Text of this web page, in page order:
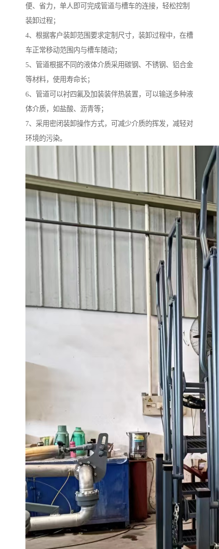
便、省力，单人即可完成管道与槽车的连接，轻松控制
装卸过程；
4、根据客户装卸范围要求定制尺寸，装卸过程中，在槽
车正常移动范围内与槽车随动；
5、管道根据不同的液体介质采用碳钢、不锈钢、铝合金
等材料，使用寿命长；
6、管道可以衬四氟及加装装伴热装置，可以输送多种液
体介质，如盐酸、沥青等；
7、采用密闭装卸操作方式，可减少介质的挥发，减轻对
环境的污染。